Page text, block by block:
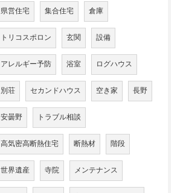
県営住宅 集合住宅 倉庫
トリコスポロン 玄関 設備
アレルギー予防 浴室 ログハウス
別荘 セカンドハウス 空き家 長野
安曇野 トラブル相談
高気密高断熱住宅 断熱材 階段
世界遺産 寺院 メンテナンス